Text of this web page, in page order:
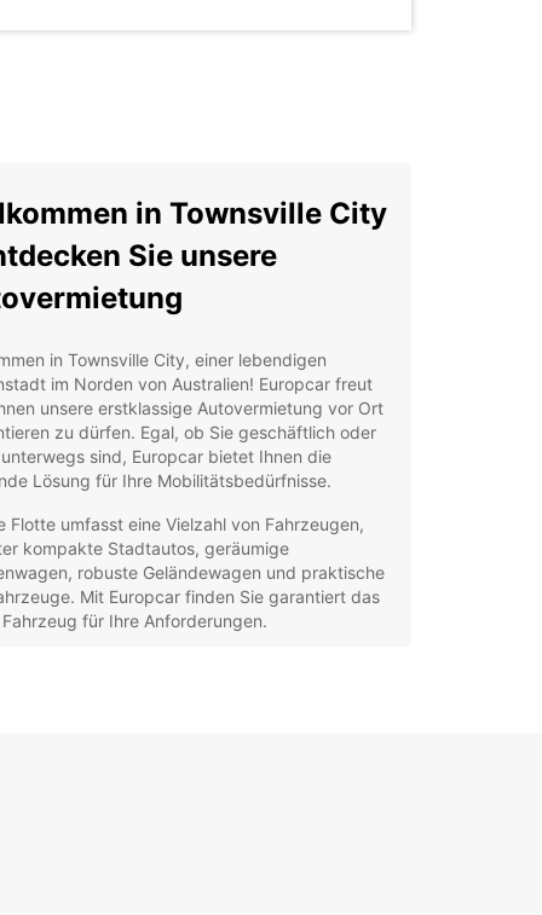
in Townsville City
Sie unsere
in Townsville City, einer lebendigen
im Norden von Australien! Europcar freut
unsere erstklassige Autovermietung vor Ort
zu dürfen. Egal, ob Sie geschäftlich oder
sind, Europcar bietet Ihnen die
Lösung für Ihre Mobilitätsbedürfnisse.
Flotte umfasst eine Vielzahl von Fahrzeugen,
kompakte Stadtautos, geräumige
robuste Geländewagen und praktische
Mit Europcar finden Sie garantiert das
für Ihre Anforderungen.